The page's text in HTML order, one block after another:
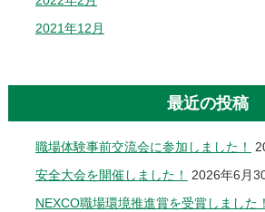
2021年12月
最近の投稿
職場体験事前交流会に参加しました！
安全大会を開催しました！
2026年6月
NEXCO職場環境推進賞を受賞しました！